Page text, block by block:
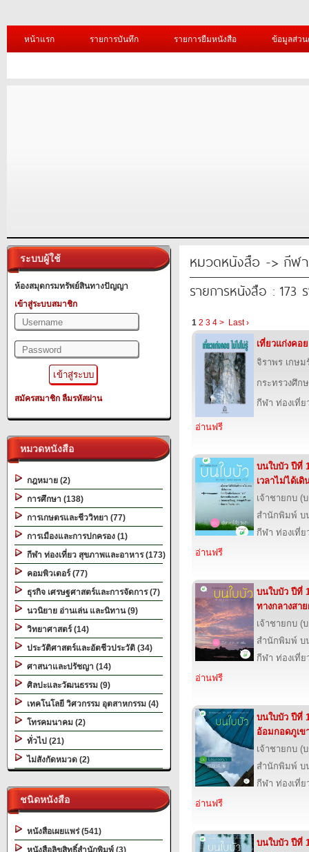
หน้าแรก รายการบันทึก รายการยืมหนังสือ ข้อมูลส่ว
ระบบผู้ใช้
ห้องสมุดกรมทรัพย์สินทางปัญญา
เข้าสู่ระบบสมาชิก
สมัครสมาชิก ลืมรหัสผ่าน
หมวดหนังสือ
กฎหมาย (2)
การศึกษา (138)
การเกษตรและชีววิทยา (77)
การเมืองและการปกครอง (1)
กีฬา ท่องเที่ยว สุขภาพและอาหาร (173)
คอมพิวเตอร์ (77)
ธุรกิจ เศรษฐศาสตร์และการจัดการ (7)
นวนิยาย อ่านเล่น และนิทาน (9)
วิทยาศาสตร์ (14)
ประวัติศาสตร์และอัตชีวประวัติ (34)
ศาสนาและปรัชญา (14)
ศิลปะและวัฒนธรรม (9)
เทคโนโลยี วิศวกรรม อุตสาหกรรม (4)
โทรคมนาคม (2)
ทั่วไป (21)
ไม่สังกัดหมวด (2)
ชนิดหนังสือ
หนังสือเผยแพร่ (541)
หนังสือลิขสิทธิ์สำนักพิมพ์ (3)
หมวดหนังสือ -> กีฬา
รายการหนังสือ : 173
1 2 3 4 > Last ›
เที่ยวแก่งคอ
จิราพร เกษ
กระทรวงศึก
กีฬา ท่องเที่
อ่านฟรี
บนใบบัว ปีที่
เวลาไม่ได้เดิ
เจ้าชายกบ (
สำนักพิมพ์ บ
กีฬา ท่องเที่
อ่านฟรี
บนใบบัว ปีที่
ทางกลางสา
เจ้าชายกบ (
สำนักพิมพ์ บ
กีฬา ท่องเที่
อ่านฟรี
บนใบบัว ปีที่
อ้อมกอดภูเข
เจ้าชายกบ (
สำนักพิมพ์ บ
กีฬา ท่องเที่
อ่านฟรี
บนใบบัว ปีที่